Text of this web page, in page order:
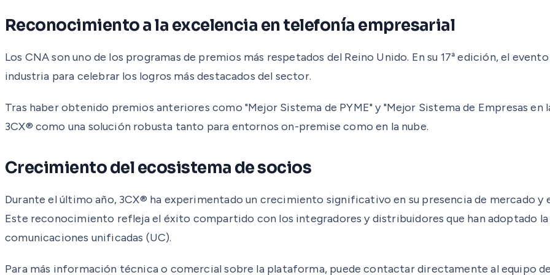
Reconocimiento a la excelencia en telefonía empresarial
Los CNA son uno de los programas de premios más respetados del Reino Unido. En su 17ª edición, el
industria para celebrar los logros más destacados del sector.
Tras haber obtenido premios anteriores como "Mejor Sistema de PYME" y "Mejor Sistema de Empresas en
3CX® como una solución robusta tanto para entornos on-premise como en la nube.
Crecimiento del ecosistema de socios
Durante el último año, 3CX® ha experimentado un crecimiento significativo en su presencia de mercado y
Este reconocimiento refleja el éxito compartido con los integradores y distribuidores que han adoptado
comunicaciones unificadas (UC).
Para más información técnica o comercial sobre la plataforma, puede contactar directamente al equipo